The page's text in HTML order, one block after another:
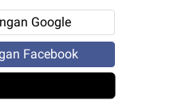
Google
Facebook